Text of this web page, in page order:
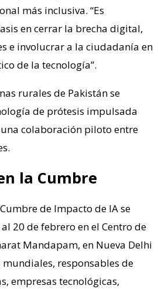
más inclusiva. “Es
en cerrar la brecha digital,
e involucrar a la ciudadanía en
de la tecnología”.
rurales de Pakistán se
de prótesis impulsada
colaboración piloto entre
la Cumbre
de Impacto de IA se
20 de febrero en el Centro de
Mandapam, en Nueva Delhi
responsables de
empresas tecnológicas,